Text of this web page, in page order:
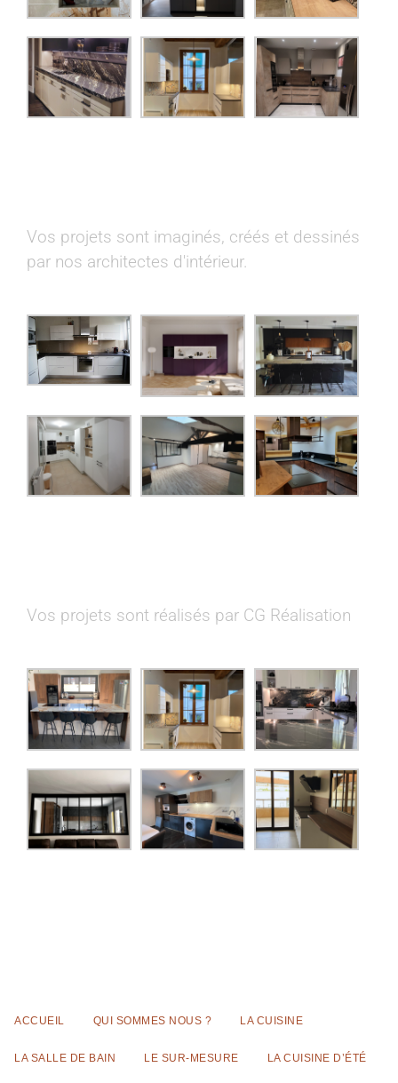
Vos projets sont imaginés, créés et dessinés
par nos architectes d'intérieur.
Vos projets sont réalisés par CG Réalisation
ACCUEIL QUI SOMMES NOUS ? LA CUISINE
LA SALLE DE BAIN LE SUR-MESURE LA CUISINE D’ÉTÉ